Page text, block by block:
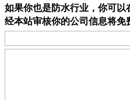
如果你也是防水行业，你可以
经本站审核你的公司信息将免